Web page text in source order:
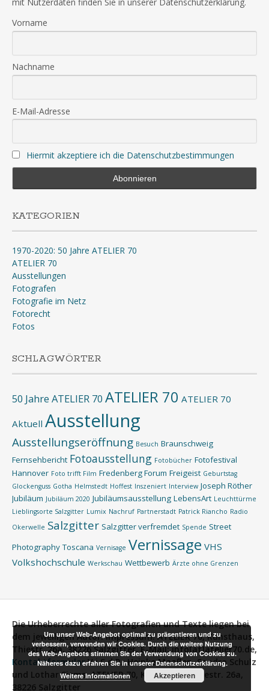
Vorname
Nachname
E-Mail-Adresse
Hiermit akzeptiere ich die Datenschutzbestimmungen
KATEGORIEN
1970-2020: 50 Jahre ATELIER 70
ATELIER 70
Ausstellungen
Fotografen
Fotografie im Netz
Fotorecht
Fotos
SCHLAGWÖRTER
50 Jahre ATELIER 70 ATELIER 70 ATELIER 70
Aktuell Ausstellung
Ausstellungseröffnung Besuch Braunschweig
Fernsehbericht Fotoausstellung Fotobücher Fotofestival
Hannover Foto trifft Film Fredenberg Forum Freigeist Geburtstag
Glockenguss Gotha Helmstedt Hoffest Inszeniert Interview Joseph Röther
Jubiläum Jubiläum 2020 Jubiläumsausstellung LebensArt Leuchttürme
Lieblingsorte Salzgitter Lumix Nachruf Partnerstadt Patrick Riancho Radio
Okerwelle Salzgitter Salzgitter verfremdet Spende Street
Photography Toscana Vernisage Vernissage VHS
Volkshochschule Werkschau Wettbewerb Ärzte ohne Grenzen
Die Urheberrechte aller Fotografien und Texte liegen bei
dem jeweiligen Autor.Impressum: ATELIER 70, Kunsthaus,
Thiestr. 26a, 38226 Salzgitter, E-Mail: info[at]atelier70.de,
Kontaktformular V.i.S.d.P.:Heinke Maaßen, Sandra Schulz
und Lothar Siems, ATELIER 70, Kunsthaus, Thiestr. 26a,
38226 Salzgitter
Um unser Web-Angebot optimal zu präsentieren und zu
verbessern, verwenden wir Cookies. Durch die weitere Nutzung
des Web-Angebots stimmen Sie der Verwendung von Cookies zu.
Näheres dazu erfahren Sie in unserer Datenschutzerklärung.
Weitere Informationen
Akzeptieren